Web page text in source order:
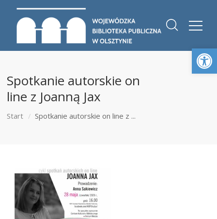
Spotkanie autorskie on
line z Joanną Jax
Start Spotkanie autorskie on line z ...